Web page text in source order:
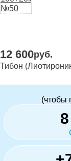
12 600руб.
Тибон
(чтобы